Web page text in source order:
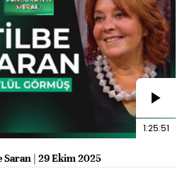
1:25:51
Saran | 29 Ekim 2025